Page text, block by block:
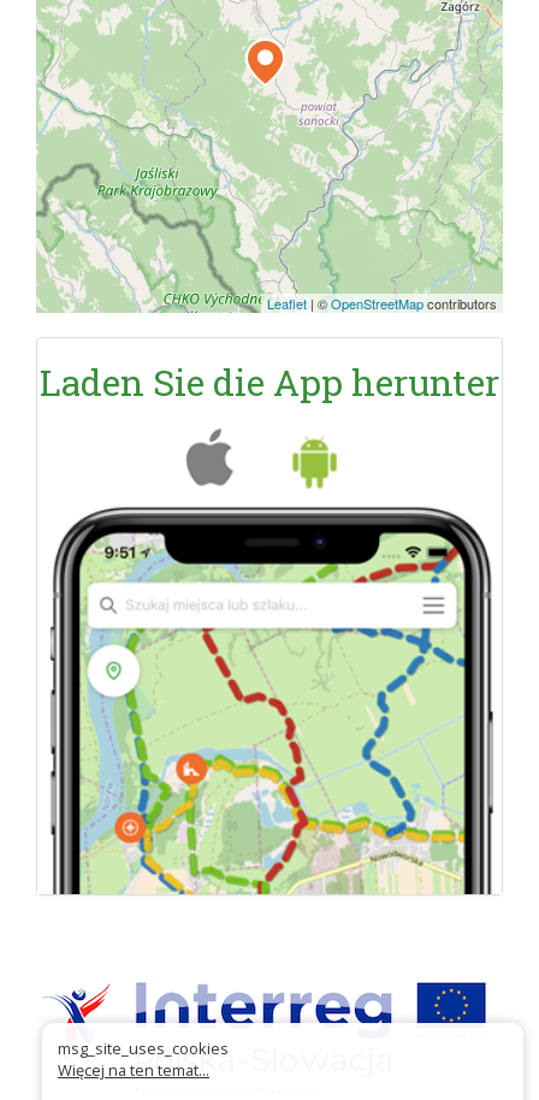
Leaflet | ©OpenStreetMapcontributors
Laden Sie die App herunter
msg_site_uses_cookies
Więcej na ten temat...